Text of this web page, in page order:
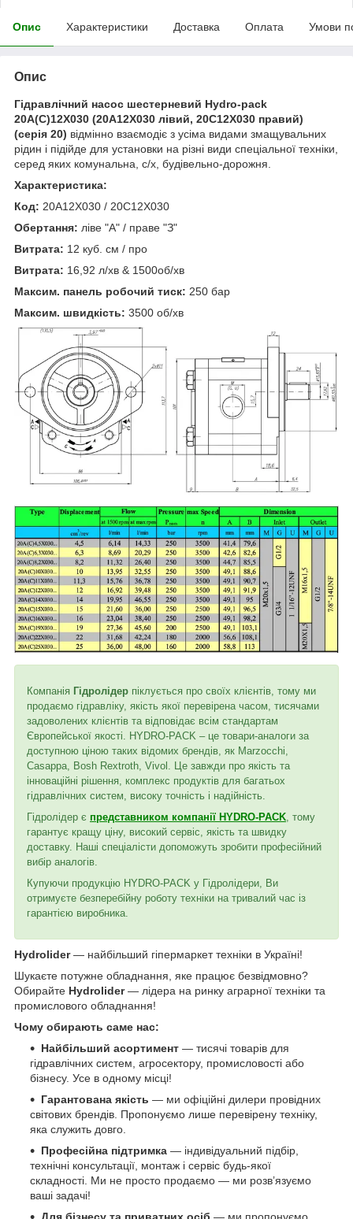
Опис Характеристики Доставка Оплата Умови
Опис
Гідравлічний насос шестерневий Hydro-pack
20A(C)12X030 (20A12X030 лівий, 20C12X030 правий)
(серія 20) відмінно взаємодіє з усіма видами змащувальних
рідин і підійде для установки на різні види спеціальної техніки,
серед яких комунальна, с/х, будівельно-дорожня.
Характеристика:
Код: 20A12X030 / 20C12X030
Обертання: ліве "А" / праве "З"
Витрата: 12 куб. см / про
Витрата: 16,92 л/хв & 1500об/хв
Максим. панель робочий тиск: 250 бар
Максим. швидкість: 3500 об/хв
Компанія Гідролідер піклується про своїх клієнтів, тому ми
продаємо гідравліку, якість якої перевірена часом, тисячами
задоволених клієнтів та відповідає всім стандартам
Європейської якості. HYDRO-PACK – це товари-аналоги за
доступною ціною таких відомих брендів, як Marzocchi,
Casappa, Bosh Rextroth, Vivol. Це завжди про якість та
інноваційні рішення, комплекс продуктів для багатьох
гідравлічних систем, високу точність і надійність.
Гідролідер є представником компанії HYDRO-PACK, тому
гарантує кращу ціну, високий сервіс, якість та швидку
доставку. Наші спеціалісти допоможуть зробити професійний
вибір аналогів.
Купуючи продукцію HYDRO-PACK у Гідролідери, Ви
отримуєте безперебійну роботу техніки на тривалий час із
гарантією виробника.
Hydrolider— найбільший гіпермаркет техніки в Україні!
Шукаєте потужне обладнання, яке працює безвідмовно?
Обирайте Hydrolider— лідера на ринку аграрної техніки та
промислового обладнання!
Чому обирають саме нас:
Найбільший асортимент — тисячі товарів для
гідравлічних систем, агросектору, промисловості або
бізнесу. Усе в одному місці!
Гарантована якість — ми офіційні дилери провідних
світових брендів. Пропонуємо лише перевірену техніку,
яка служить довго.
Професійна підтримка — індивідуальний підбір,
технічні консультації, монтаж і сервіс будь-якої
складності. Ми не просто продаємо — ми розв’язуємо
ваші задачі!